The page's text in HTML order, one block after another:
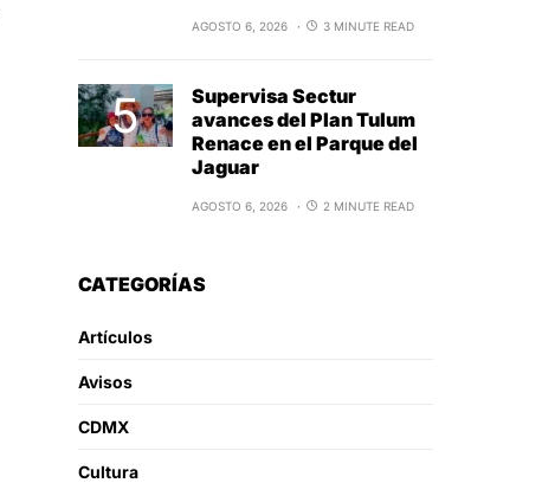
AGOSTO 6, 2026 3 MINUTE READ
Supervisa Sectur
avances del Plan Tulum
Renace en el Parque del
Jaguar
AGOSTO 6, 2026 2 MINUTE READ
CATEGORÍAS
Artículos
Avisos
CDMX
Cultura